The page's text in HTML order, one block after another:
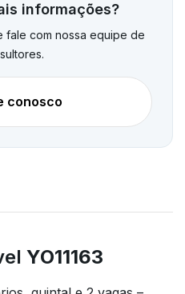
informações?
fale com nossa equipe de
conosco
YO11163